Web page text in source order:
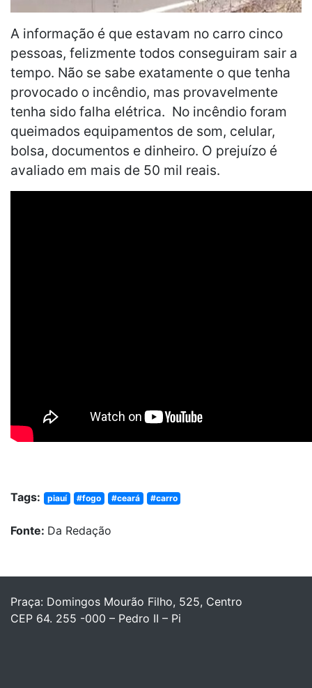
A informação é que estavam no carro cinco
pessoas, felizmente todos conseguiram sair a
tempo. Não se sabe exatamente o que tenha
provocado o incêndio, mas provavelmente
tenha sido falha elétrica. No incêndio foram
queimados equipamentos de som, celular,
bolsa, documentos e dinheiro. O prejuízo é
avaliado em mais de 50 mil reais.
Tags: piauí #fogo #ceará #carro
Fonte: Da Redação
Praça: Domingos Mourão Filho, 525, Centro
CEP 64. 255 -000 – Pedro II – Pi